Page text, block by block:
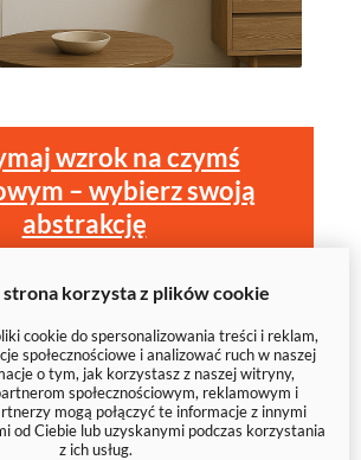
wzrok na czymś
– wybierz swoją
abstrakcję
strona korzysta z plików cookie
cookie do spersonalizowania treści i reklam,
społecznościowe i analizować ruch w naszej
o tym, jak korzystasz z naszej witryny,
społecznościowym, reklamowym i
mogą połączyć te informacje z innymi
od Ciebie lub uzyskanymi podczas korzystania
z ich usług.